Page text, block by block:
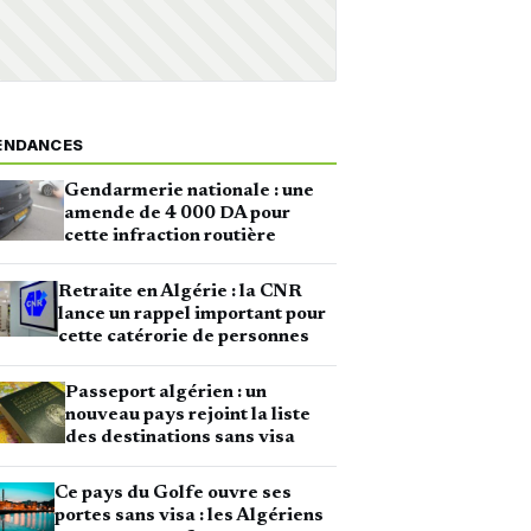
Gendarmerie nationale : une
amende de 4 000 DA pour
cette infraction routière
Retraite en Algérie : la CNR
lance un rappel important pour
cette catérorie de personnes
Passeport algérien : un
nouveau pays rejoint la liste
des destinations sans visa
Ce pays du Golfe ouvre ses
portes sans visa : les Algériens